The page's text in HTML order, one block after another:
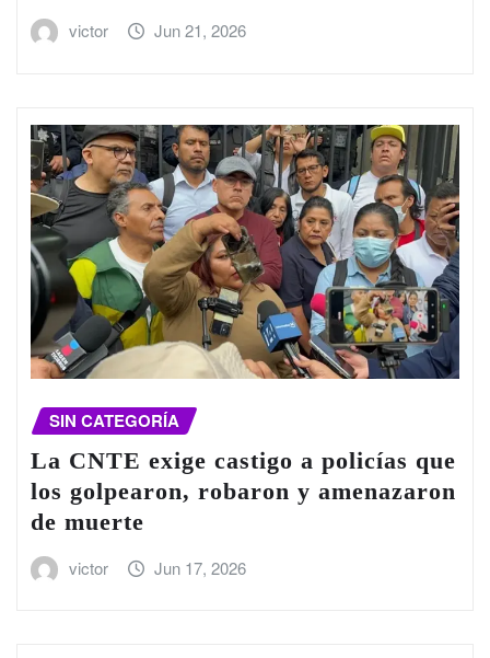
victor Jun 21, 2026
SIN CATEGORÍA
La CNTE exige castigo a policías que
los golpearon, robaron y amenazaron
de muerte
victor Jun 17, 2026